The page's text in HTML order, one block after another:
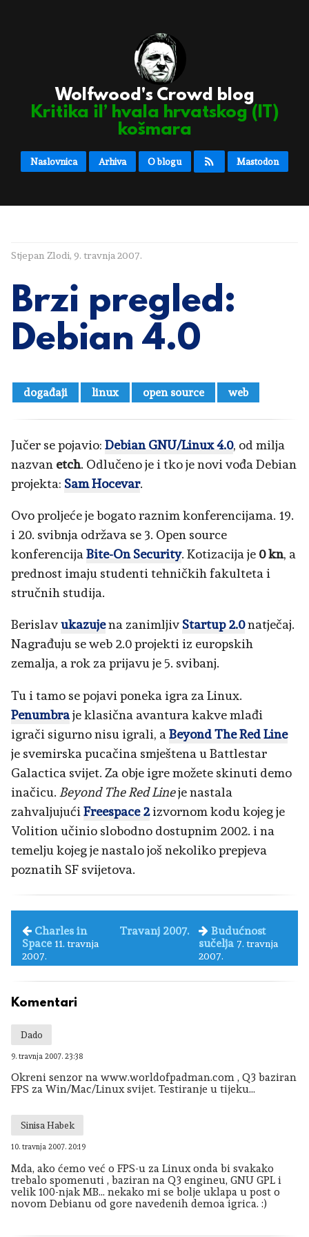
Wolfwood's Crowd blog
Kritika il’ hvala hrvatskog (IT)
košmara
Naslovnica Arhiva O blogu Mastodon
Stjepan Zlodi, 9. travnja 2007.
Brzi pregled:
Debian 4.0
događaji linux open source web
Jučer se pojavio: Debian GNU/Linux 4.0, od milja
nazvan etch. Odlučeno je i tko je novi vođa Debian
projekta: Sam Hocevar.
Ovo proljeće je bogato raznim konferencijama. 19.
i 20. svibnja održava se 3. Open source
konferencija Bite-On Security. Kotizacija je 0 kn, a
prednost imaju studenti tehničkih fakulteta i
stručnih studija.
Berislavukazujena zanimljiv Startup 2.0natječaj.
Nagrađuju se web 2.0 projekti iz europskih
zemalja, a rok za prijavu je 5. svibanj.
Tu i tamo se pojavi poneka igra za Linux.
Penumbraje klasična avantura kakve mlađi
igrači sigurno nisu igrali, a Beyond The Red Line
je svemirska pucačina smještena u Battlestar
Galactica svijet. Za obje igre možete skinuti demo
inačicu. Beyond The Red Lineje nastala
zahvaljujući Freespace 2izvornom kodu kojeg je
Volition učinio slobodno dostupnim 2002. i na
temelju kojeg je nastalo još nekoliko prepjeva
poznatih SF svijetova.
Charles in
Space 11. travnja
2007.
Travanj 2007.
Budućnost
sučelja 7. travnja
2007.
Komentari
Dado
9. travnja 2007. 23:38
Okreni senzor na www.worldofpadman.com , Q3 baziran
FPS za Win/Mac/Linux svijet. Testiranje u tijeku...
Sinisa Habek
10. travnja 2007. 20:19
Mda, ako ćemo već o FPS-u za Linux onda bi svakako
trebalo spomenuti , baziran na Q3 engineu, GNU GPL i
velik 100-njak MB... nekako mi se bolje uklapa u post o
novom Debianu od gore navedenih demoa igrica. :)